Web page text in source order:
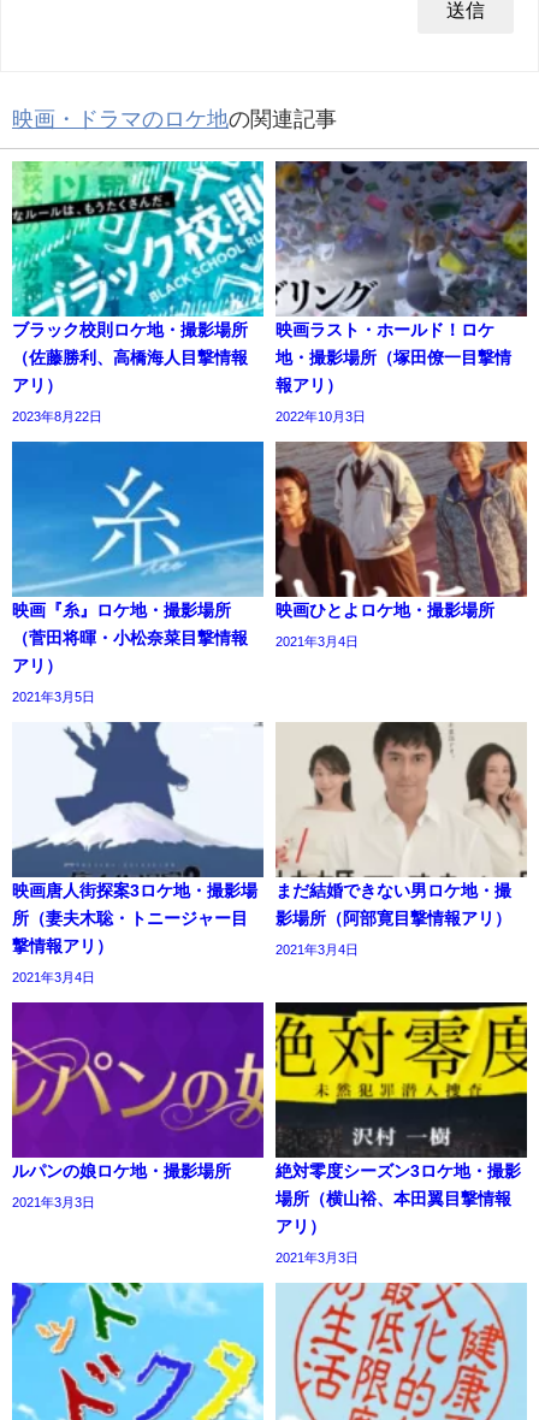
映画・ドラマのロケ地の関連記事
ブラック校則ロケ地・撮影場所
（佐藤勝利、高橋海人目撃情報
アリ）
2023年8月22日
映画ラスト・ホールド！ロケ
地・撮影場所（塚田僚一目撃情
報アリ）
2022年10月3日
映画『糸』ロケ地・撮影場所
（菅田将暉・小松奈菜目撃情報
アリ）
2021年3月5日
映画ひとよロケ地・撮影場所
2021年3月4日
映画唐人街探案3ロケ地・撮影場
所（妻夫木聡・トニージャー目
撃情報アリ）
2021年3月4日
まだ結婚できない男ロケ地・撮
影場所（阿部寛目撃情報アリ）
2021年3月4日
ルパンの娘ロケ地・撮影場所
2021年3月3日
絶対零度シーズン3ロケ地・撮影
場所（横山裕、本田翼目撃情報
アリ）
2021年3月3日